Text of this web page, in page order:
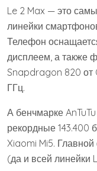
Le 2 Max — это
линейки
Телефон
дисплеем, а также
Snapdragon 820 от
ГГц.
А бенчмарке
рекордные 143.400
Xiaomi Mi5.
(да и всей линейки